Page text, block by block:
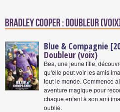
Bradley Cooper : Doubleur
Blue & Compagnie
Doubleur (voix)
Bea, une jeune fille,
qu'elle peut voir les amis
tout le monde. Commence
aventure magique pour
chaque enfant à son ami
oublié.